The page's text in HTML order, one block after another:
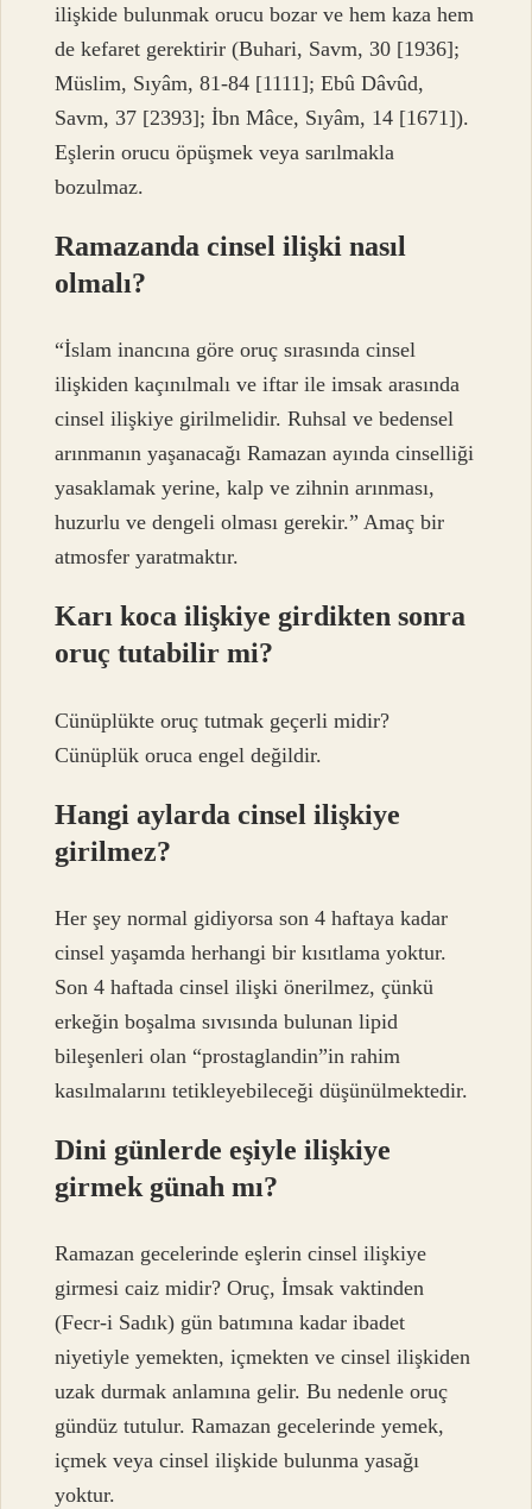
ilişkide bulunmak orucu bozar ve hem kaza hem
de kefaret gerektirir (Buhari, Savm, 30 [1936];
Müslim, Sıyâm, 81-84 [1111]; Ebû Dâvûd,
Savm, 37 [2393]; İbn Mâce, Sıyâm, 14 [1671]).
Eşlerin orucu öpüşmek veya sarılmakla
bozulmaz.
Ramazanda cinsel ilişki nasıl
olmalı?
“İslam inancına göre oruç sırasında cinsel
ilişkiden kaçınılmalı ve iftar ile imsak arasında
cinsel ilişkiye girilmelidir. Ruhsal ve bedensel
arınmanın yaşanacağı Ramazan ayında cinselliği
yasaklamak yerine, kalp ve zihnin arınması,
huzurlu ve dengeli olması gerekir.” Amaç bir
atmosfer yaratmaktır.
Karı koca ilişkiye girdikten sonra
oruç tutabilir mi?
Cünüplükte oruç tutmak geçerli midir?
Cünüplük oruca engel değildir.
Hangi aylarda cinsel ilişkiye
girilmez?
Her şey normal gidiyorsa son 4 haftaya kadar
cinsel yaşamda herhangi bir kısıtlama yoktur.
Son 4 haftada cinsel ilişki önerilmez, çünkü
erkeğin boşalma sıvısında bulunan lipid
bileşenleri olan “prostaglandin”in rahim
kasılmalarını tetikleyebileceği düşünülmektedir.
Dini günlerde eşiyle ilişkiye
girmek günah mı?
Ramazan gecelerinde eşlerin cinsel ilişkiye
girmesi caiz midir? Oruç, İmsak vaktinden
(Fecr-i Sadık) gün batımına kadar ibadet
niyetiyle yemekten, içmekten ve cinsel ilişkiden
uzak durmak anlamına gelir. Bu nedenle oruç
gündüz tutulur. Ramazan gecelerinde yemek,
içmek veya cinsel ilişkide bulunma yasağı
yoktur.